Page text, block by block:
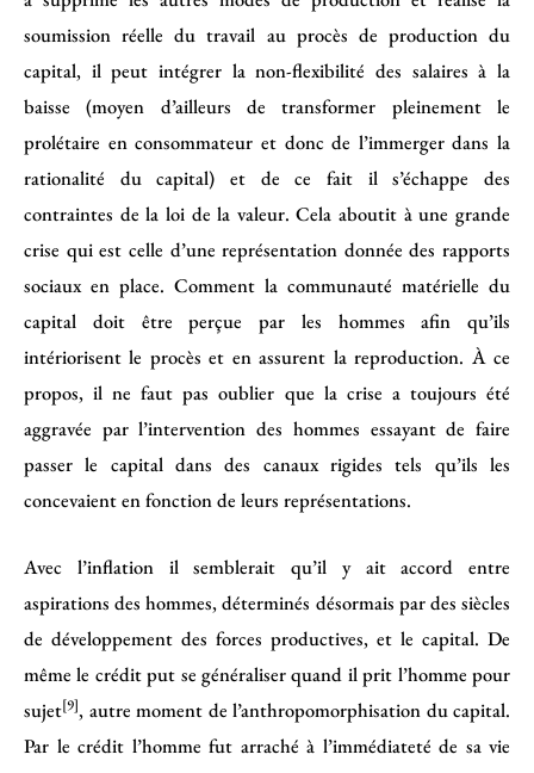
soumission réelle du travail au procès de production du
capital, il peut intégrer la non-flexibilité des salaires à la
baisse (moyen d’ailleurs de transformer pleinement le
prolétaire en consommateur et donc de l’immerger dans la
rationalité du capital) et de ce fait il s’échappe des
contraintes de la loi de la valeur. Cela aboutit à une grande
crise qui est celle d’une représentation donnée des rapports
sociaux en place. Comment la communauté matérielle du
capital doit être perçue par les hommes afin qu’ils
intériorisent le procès et en assurent la reproduction. À ce
propos, il ne faut pas oublier que la crise a toujours été
aggravée par l’intervention des hommes essayant de faire
passer le capital dans des canaux rigides tels qu’ils les
concevaient en fonction de leurs représentations.
Avec l’inflation il semblerait qu’il y ait accord entre
aspirations des hommes, déterminés désormais par des siècles
de développement des forces productives, et le capital. De
même le crédit put se généraliser quand il prit l’homme pour
sujet[9], autre moment de l’anthropomorphisation du capital.
Par le crédit l’homme fut arraché à l’immédiateté de sa vie